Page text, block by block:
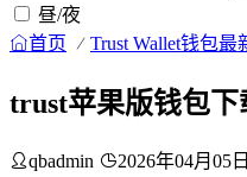
昼/夜
首页 Trust Wallet钱包最
trust苹果版钱包
qbadmin 2026年04月05